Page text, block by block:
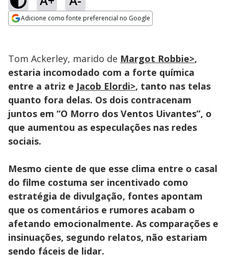
Adicione como fonte preferencial no Google
Ativar
100.00%
Tom Ackerley, marido de Margot Robbie>,
estaria incomodado com a forte química
entre a atriz e Jacob Elordi>, tanto nas telas
quanto fora delas. Os dois contracenam
juntos em “O Morro dos Ventos Uivantes”, o
que aumentou as especulações nas redes
sociais.
Mesmo ciente de que esse clima entre o casal
do filme costuma ser incentivado como
estratégia de divulgação, fontes apontam
que os comentários e rumores acabam o
afetando emocionalmente. As comparações e
insinuações, segundo relatos, não estariam
sendo fáceis de lidar.